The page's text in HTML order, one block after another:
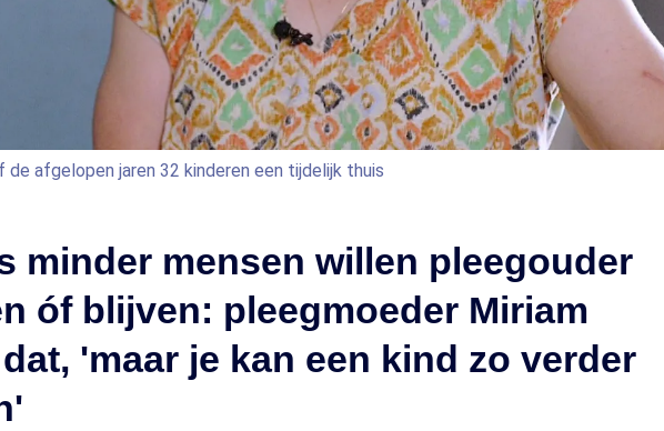
de afgelopen jaren 32 kinderen een tijdelijk thuis
minder mensen willen pleegouder
óf blijven: pleegmoeder Miriam
'maar je kan een kind zo verder